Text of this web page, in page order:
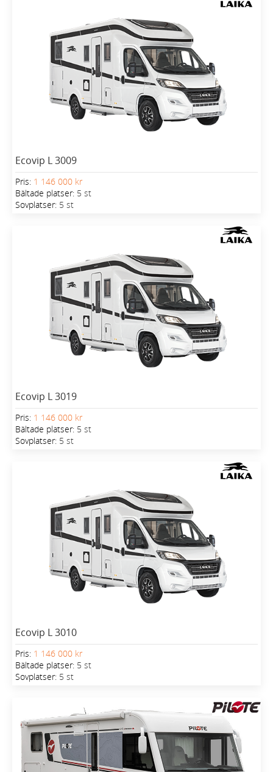
Ecovip L 3009
Pris: 1 146 000 kr
Bältade platser: 5 st
Sovplatser: 5 st
Ecovip L 3019
Pris: 1 146 000 kr
Bältade platser: 5 st
Sovplatser: 5 st
Ecovip L 3010
Pris: 1 146 000 kr
Bältade platser: 5 st
Sovplatser: 5 st